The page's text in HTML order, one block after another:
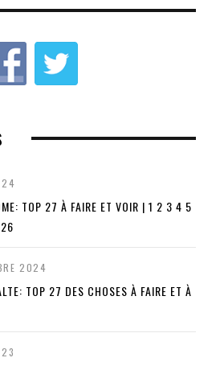
TOP 27 À FAIRE ET VOIR | 1 2 3 4 5
2024
TOP 27 DES CHOSES À FAIRE ET À